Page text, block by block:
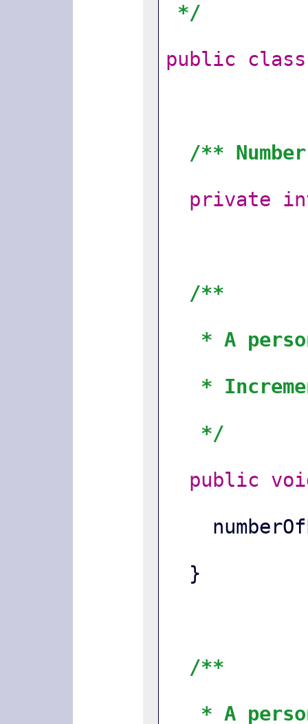
*/
public
class
/**
private
/**
* A
*
*/
public
  }
/**
* A